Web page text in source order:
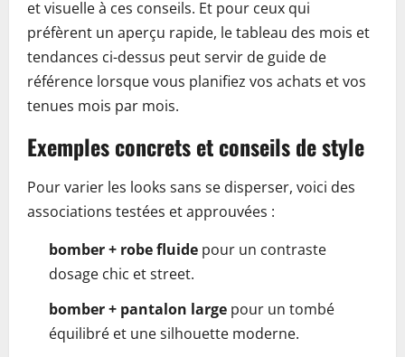
et visuelle à ces conseils. Et pour ceux qui
préfèrent un aperçu rapide, le tableau des mois et
tendances ci-dessus peut servir de guide de
référence lorsque vous planifiez vos achats et vos
tenues mois par mois.
Exemples concrets et conseils de style
Pour varier les looks sans se disperser, voici des
associations testées et approuvées :
bomber + robe fluide pour un contraste
dosage chic et street.
bomber + pantalon large pour un tombé
équilibré et une silhouette moderne.